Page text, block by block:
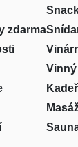
zdarma